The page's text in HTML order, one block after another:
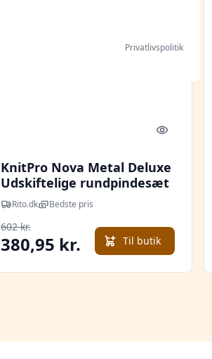
Quick look
KnitPro Nova Metal Deluxe
Udskiftelige rundpindesæt
Messing 60-80-100 cm 3,5-8
cm 8 størrelser
Rito.dk Bedste pris
602 kr.
380,95 kr. Til butik
Privatlivspolitik